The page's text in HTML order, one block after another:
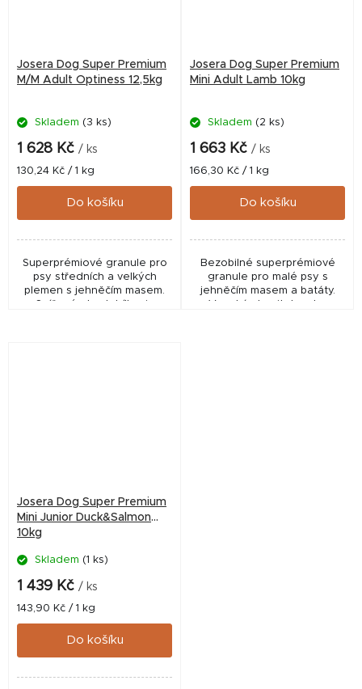
Josera Dog Super Premium
M/M Adult Optiness 12,5kg
Skladem (3 ks)
1 628 Kč / ks
Měrná
cena:
130,24 Kč / 1 kg
Do košíku
Superprémiové granule pro
psy středních a velkých
plemen s jehněčím masem.
Snížený obsah bílkovin
Josera Dog Super Premium
Mini Adult Lamb 10kg
Skladem (2 ks)
1 663 Kč / ks
Měrná
cena:
166,30 Kč / 1 kg
Do košíku
Bezobilné superprémiové
granule pro malé psy s
jehněčím masem a batáty.
Vysoká stravitelnost a
Josera Dog Super Premium
Mini Junior Duck&Salmon
10kg
Skladem (1 ks)
1 439 Kč / ks
Měrná
cena:
143,90 Kč / 1 kg
Do košíku